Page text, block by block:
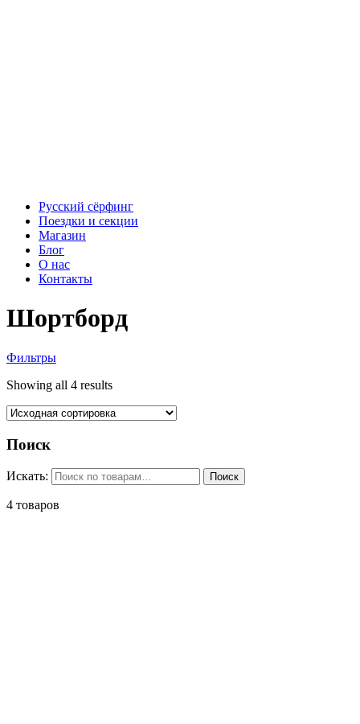
Русский сёрфинг
Поездки и секции
Магазин
Блог
О нас
Контакты
Шортборд
Фильтры
Showing all 4 results
Поиск
Искать: Поиск
4 товаров